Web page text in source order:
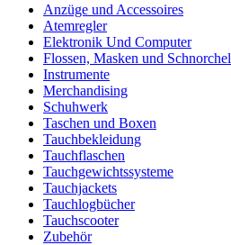
Anzüge und Accessoires
Atemregler
Elektronik Und Computer
Flossen, Masken und Schnorchel
Instrumente
Merchandising
Schuhwerk
Taschen und Boxen
Tauchbekleidung
Tauchflaschen
Tauchgewichtssysteme
Tauchjackets
Tauchlogbücher
Tauchscooter
Zubehör